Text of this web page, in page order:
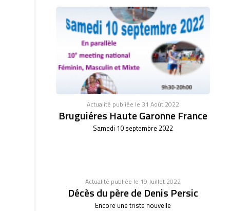
Actualité publiée le 31 Août 2022
Bruguiéres Haute Garonne France
Samedi 10 septembre 2022
Actualité publiée le 19 Juillet 2022
Décès du père de Denis Persic
Encore une triste nouvelle